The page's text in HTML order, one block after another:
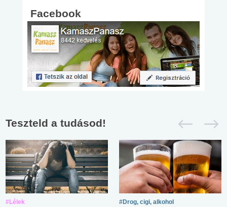
Facebook
Teszteld a tudásod!
#Lélek #Drog, cigi, alkohol